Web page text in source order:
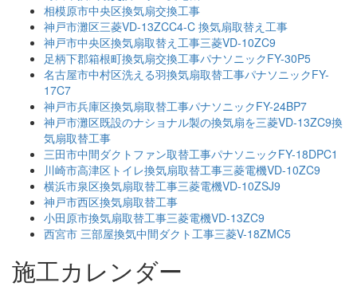
相模原市中央区換気扇交換工事
神戸市灘区三菱VD-13ZCC4-C 換気扇取替え工事
神戸市中央区換気扇取替え工事三菱VD-10ZC9
足柄下郡箱根町換気扇交換工事パナソニックFY-30P5
名古屋市中村区洗える羽換気扇取替工事パナソニックFY-
17C7
神戸市兵庫区換気扇取替工事パナソニックFY-24BP7
神戸市灘区既設のナショナル製の換気扇を三菱VD-13ZC9換
気扇取替工事
三田市中間ダクトファン取替工事パナソニックFY-18DPC1
川崎市高津区トイレ換気扇取替工事三菱電機VD-10ZC9
横浜市泉区換気扇取替工事三菱電機VD-10ZSJ9
神戸市西区換気扇取替工事
小田原市換気扇取替工事三菱電機VD-13ZC9
西宮市 三部屋換気中間ダクト工事三菱V-18ZMC5
施工カレンダー